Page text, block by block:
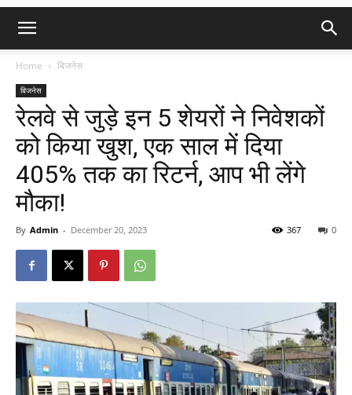
Home बिजनेस
बिजनेस
रेलवे से जुड़े इन 5 शेयरों ने निवेशकों
को किया खुश, एक साल में दिया
405% तक का रिटर्न, आप भी लेंगे
मौका!
By Admin - December 20, 2023 0
367